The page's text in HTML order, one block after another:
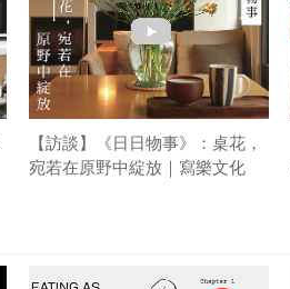
【訪談】《日日物事》：桌花，
宛若在原野中綻放｜寫樂文化